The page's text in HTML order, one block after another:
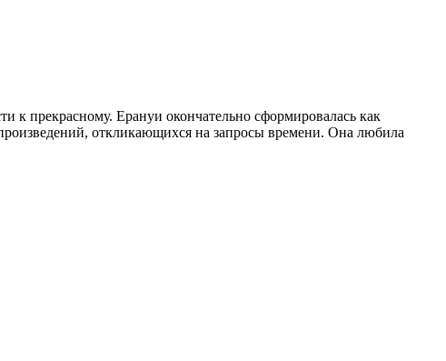
прекрасному. Ерануи окончательно сформировалась как
откликающихся на запросы времени. Она любила